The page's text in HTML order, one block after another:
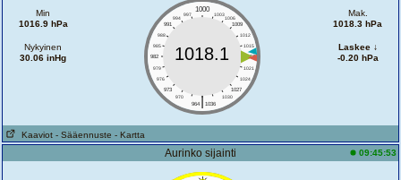
Min
1016.9 hPa
Nykyinen
30.06 inHg
1000
997 1003
994
1006
991
1009
988
1012
985
1015
982
1018
979
1021
976
1024
973
1027
970
1030
|
964 1036
1018.1
Mak.
1018.3 hPa
Laskee ↓
-0.20 hPa
Kaaviot - Sääennuste - Kartta
Aurinko sijainti 09:45:53